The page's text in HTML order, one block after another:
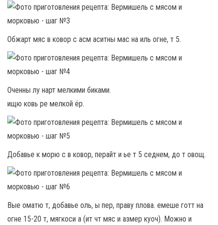
Обжарт мяс в ковор с асм аситны мас на иль огне, т 5.
Оченны лу нарт мелкими биками.
ищю ковь ре мелкой ёр.
Добавье к морю с в ковор, перайт и ье т 5 седнем, до т овощ.
Вые оматю т, добавье оль, ы пер, праву плова. емеше готт на
огне 15-20 т, мягкоси а (ит чт мяс и азмер куоч). Можно и